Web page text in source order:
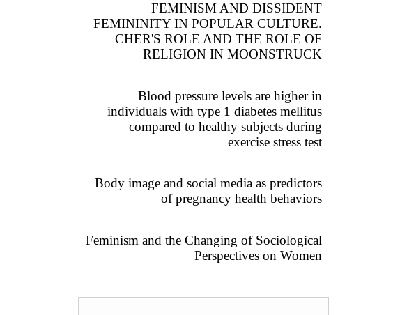
FEMINISM AND DISSIDENT
FEMININITY IN POPULAR CULTURE.
CHER'S ROLE AND THE ROLE OF
RELIGION IN MOONSTRUCK
Blood pressure levels are higher in
individuals with type 1 diabetes mellitus
compared to healthy subjects during
exercise stress test
Body image and social media as predictors
of pregnancy health behaviors
Feminism and the Changing of Sociological
Perspectives on Women